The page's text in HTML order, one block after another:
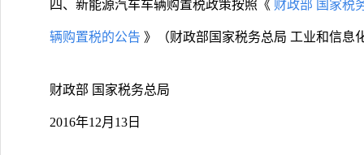
四、新能源汽车车辆购置税政策按照《 财政部 国家税
辆购置税的公告 》（财政部国家税务总局 工业和信息
财政部 国家税务总局
2016年12月13日